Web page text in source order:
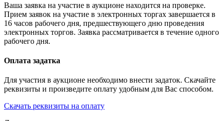
Ваша заявка на участие в аукционе находится на проверке.
Прием заявок на участие в электронных торгах завершается в
16 часов рабочего дня, предшествующего дню проведения
электронных торгов. Заявка рассматривается в течение одного
рабочего дня.
Оплата задатка
Для участия в аукционе необходимо внести задаток. Скачайте
реквизиты и произведите оплату удобным для Вас способом.
Скачать реквизиты на оплату